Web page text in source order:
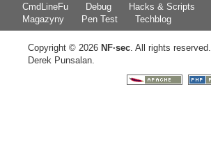
CmdLineFu
Debug Hacks & Scripts
Magazyny
Pen Test Techblog
Copyright © 2026 NF·sec. All rights reserved.
Derek Punsalan.